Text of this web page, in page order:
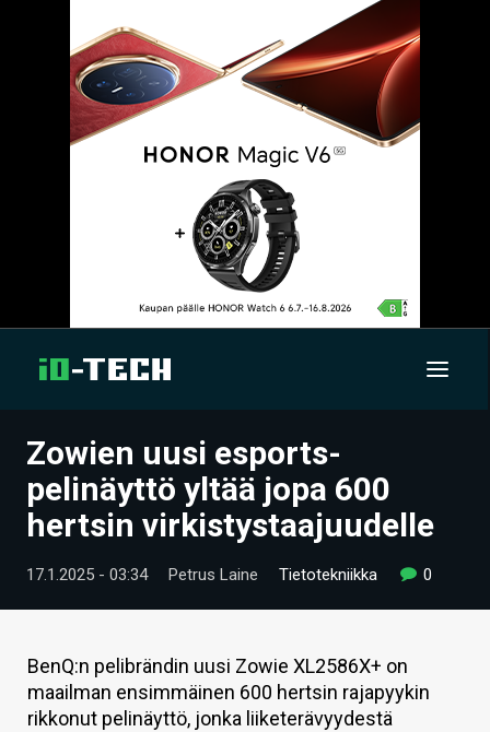
UUTISET
ARTIKKELIT
VIDEOT
TECHBBS
TIETOA
HINTA.FI
Zowien uusi esports-
pelinäyttö yltää jopa 600
hertsin virkistystaajuudelle
17.1.2025 - 03:34 Petrus Laine Tietotekniikka 0
BenQ:n pelibrändin uusi Zowie XL2586X+ on
maailman ensimmäinen 600 hertsin rajapyykin
rikkonut pelinäyttö, jonka liiketerävyydestä